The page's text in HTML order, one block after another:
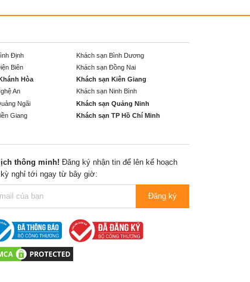
Định
Khách sạn Bình Dương
Biên
Khách sạn Đồng Nai
Hòa
Khách sạn Kiên Giang
An
Khách sạn Ninh Bình
Ngãi
Khách sạn Quảng Ninh
Giang
Khách sạn TP Hồ Chí Minh
thông minh! Đăng ký nhận tin để lên kế hoạch
nghỉ tới ngay từ bây giờ:
Đăng ký